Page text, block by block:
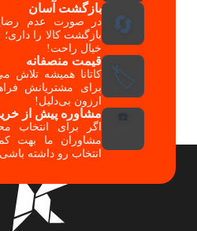
🔄
بازگشت آسان
بازگشت کالا را
خیال راحت!
🏷️
قیمت منصفانه
کاتانا همیشه تلاش
برای مشتریانش
ارزون بی‌دلیل!
☎️ مشاوره پیش از
اگر برای انتخاب
مشاوران ما بهت
انتخاب رو داشته